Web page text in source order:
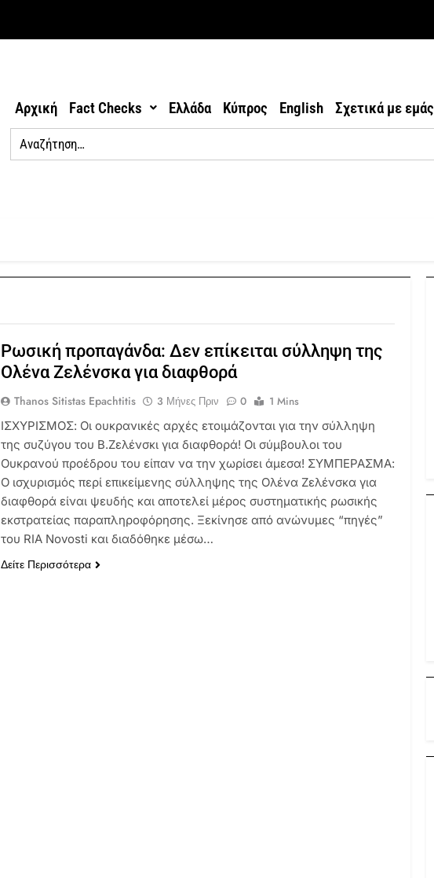
Αρχική Fact Checks Ελλάδα Κύπρος English Σχετικά με εμάς
Ρωσική προπαγάνδα: Δεν επίκειται σύλληψη της
Ολένα Ζελένσκα για διαφθορά
Thanos Sitistas Epachtitis 3 Μήνες Πριν 0
1 Mins
ΙΣΧΥΡΙΣΜΟΣ: Οι ουκρανικές αρχές ετοιμάζονται για την σύλληψη
της συζύγου του Β.Ζελένσκι για διαφθορά! Οι σύμβουλοι του
Ουκρανού προέδρου του είπαν να την χωρίσει άμεσα! ΣΥΜΠΕΡΑΣΜΑ:
Ο ισχυρισμός περί επικείμενης σύλληψης της Ολένα Ζελένσκα για
διαφθορά είναι ψευδής και αποτελεί μέρος συστηματικής ρωσικής
εκστρατείας παραπληροφόρησης. Ξεκίνησε από ανώνυμες “πηγές”
του RIA Novosti και διαδόθηκε μέσω…
Δείτε Περισσότερα